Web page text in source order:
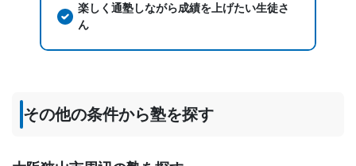
楽しく通塾しながら成績を上げたい生徒さ
ん
その他の条件から塾を探す